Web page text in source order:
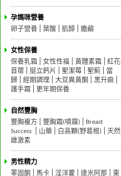
孕媽咪營養
卵子營養
葉酸 肌醇 膽鹼
女性保養
保養乳霜
女性性福 黃體素霜
紅花
苜蓿
挺立鈣片 聖潔莓 聖薊
當
歸
經期調理 大豆異黃酮
黑升麻
護手霜
更年期保養
自然豐胸
豐胸複方
豐胸霜(噴霧)
Breast
Success
山藥 白高顆(野葛根)
天然
雌激素
男性精力
睪固酮
馬卡 淫洋藿 達米阿那 東